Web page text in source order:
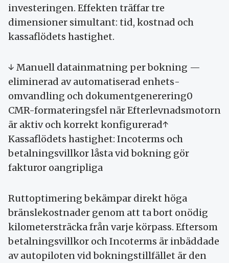
investeringen. Effekten träffar tre
dimensioner simultant: tid, kostnad och
kassa­flödets hastighet.
↓ Manuell data­inmatning per bokning —
eliminerad av automatiserad enhets­
omvandling och dokument­generering0
CMR-formateringsfel när Efterlevnads­motorn
är aktiv och korrekt konfigurerad↑
Kassaflödets hastighet: Incoterms och
betalnings­villkor låsta vid bokning gör
fakturor oangripliga
Rutt­optimering bekämpar direkt höga
bränsle­kostnader genom att ta bort onödig
kilo­meter­sträcka från varje körpass. Eftersom
betalnings­villkor och Incoterms är inbäddade
av autopiloten vid bokningstillfället är den